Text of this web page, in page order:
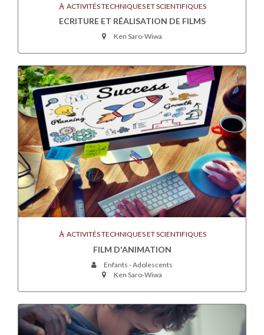
ACTIVITÉS TECHNIQUES ET SCIENTIFIQUES
ECRITURE ET RÉALISATION DE FILMS
Ken Saro-Wiwa
ACTIVITÉS TECHNIQUES ET SCIENTIFIQUES
FILM D'ANIMATION
Enfants - Adolescents
Ken Saro-Wiwa